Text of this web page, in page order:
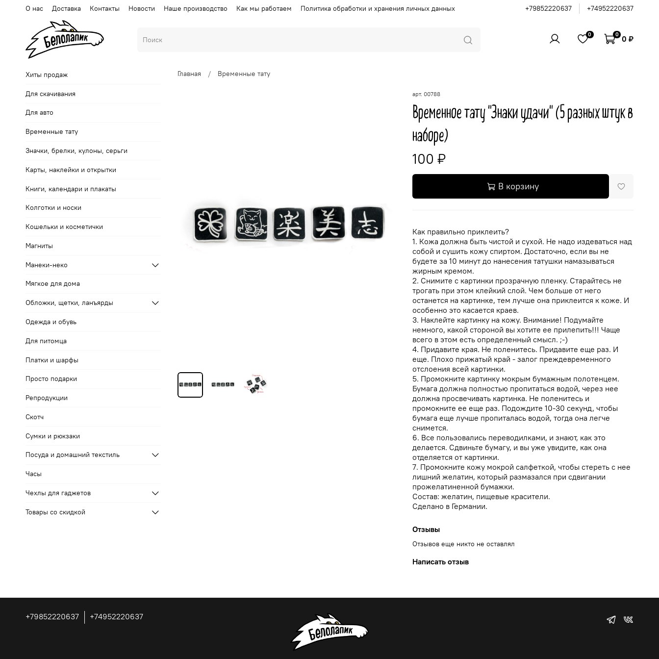
О нас Доставка Контакты Новости Наше производство Как мы работаем Политика обработки и хранения личных данных +79852220637 +74952220637
0 0 0 ₽
Главная Временные тату
арт. 00788
Временное тату "Знаки удачи" (5 разных штук в
наборе)
100 ₽
В корзину
Как правильно приклеить?
1. Кожа должна быть чистой и сухой. Не надо издеваться над
собой и сушить кожу спиртом. Достаточно, если вы не
будете за 10 минут до нанесения татушки намазываться
жирным кремом.
2. Снимите с картинки прозрачную пленку. Старайтесь не
трогать при этом клейкий слой. Чем больше от него
останется на картинке, тем лучше она приклеится к коже. И
особенно это касается краев.
3. Наклейте картинку на кожу. Внимание! Подумайте
немного, какой стороной вы хотите ее прилепить!!! Чаще
всего в этом есть определенный смысл. ;-)
4. Придавите края. Не поленитесь. Придавите еще раз. И
еще. Плохо прижатый край - залог преждевременного
отслоения всей картинки.
5. Промокните картинку мокрым бумажным полотенцем.
Бумага должна полностью пропитаться водой, через нее
должна просвечивать картинка. Не поленитесь и
промокните ее еще раз. Подождите 10-30 секунд, чтобы
бумага еще лучше пропиталась водой, тогда она легче
снимется.
6. Все пользовались переводилками, и знают, как это
делается. Сдвиньте бумагу, и вы уже увидите, как она
отделяется от картинки.
7. Промокните кожу мокрой салфеткой, чтобы стереть с нее
лишний желатин, который размазался при сдвигании
прожелатиненной бумажки.
Состав: желатин, пищевые красители.
Сделано в Германии.
Отзывы
Отзывов еще никто не оставлял
Написать отзыв
Хиты продаж
Для скачивания
Для авто
Временные тату
Значки, брелки, кулоны, серьги
Карты, наклейки и открытки
Книги, календари и плакаты
Колготки и носки
Кошельки и косметички
Магниты
Манеки-неко
Мягкое для дома
Обложки, щетки, ланъярды
Одежда и обувь
Для питомца
Платки и шарфы
Просто подарки
Репродукции
Скотч
Сумки и рюкзаки
Посуда и домашний текстиль
Часы
Чехлы для гаджетов
Товары со скидкой
+79852220637 +74952220637